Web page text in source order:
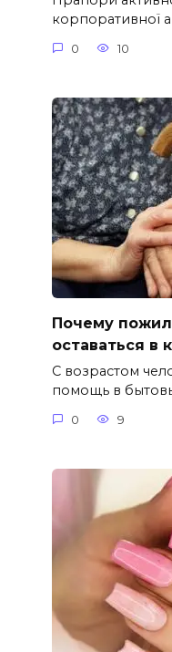
корпоративної
0 10
Почему
оставаться в
С возрастом
помощь в
0 9